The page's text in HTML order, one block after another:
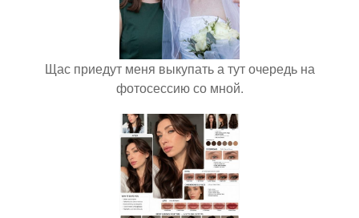
Щас приедут меня выкупать а тут очередь на
фотосессию со мной.